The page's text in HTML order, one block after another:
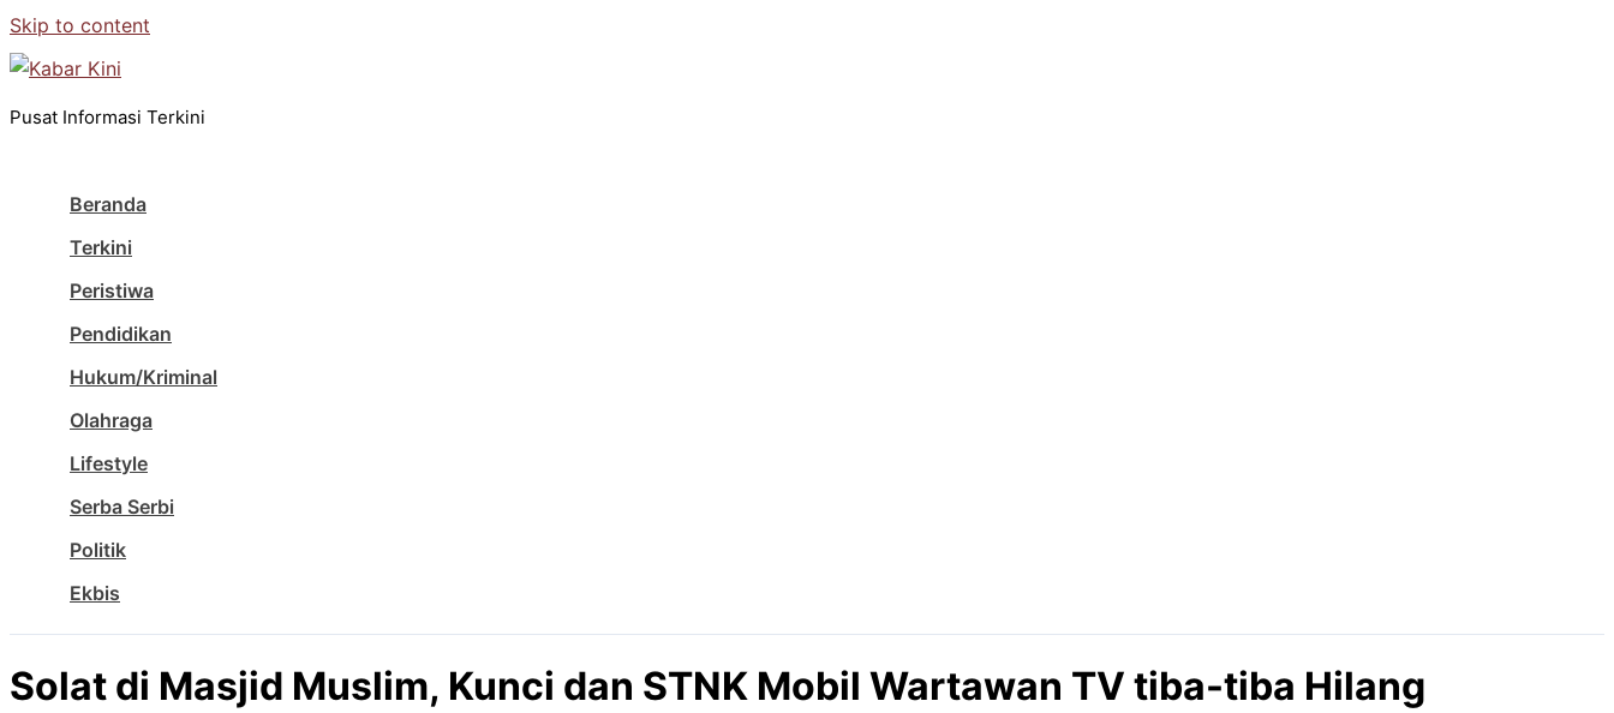
Skip to content
Pusat Informasi Terkini
Beranda
Terkini
Peristiwa
Pendidikan
Hukum/Kriminal
Olahraga
Lifestyle
Serba Serbi
Politik
Ekbis
Solat di Masjid Muslim, Kunci dan STNK Mobil Wartawan TV tiba-tiba Hilang